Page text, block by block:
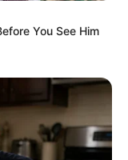
acesso ao AVA
You See Him